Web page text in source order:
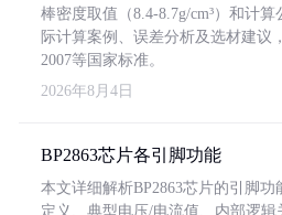
棒密度取值（8.4-8.7g/cm³）和计
际计算案例、误差分析及选材建议
2007等国家标准。
2026年8月4日
BP2863芯片各引脚功能
本文详细解析BP2863芯片的引脚
定义、典型电压/电流值、内部逻